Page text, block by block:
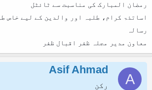
ا
رمضان المبارک کی مناسبت سے ٹائٹل
اساتذۃ کرام، طلبہ اور والدین کے لیے خاص
رسالہ
معاون مدیر مجلہ ظفر اقبال ظفر
A
Asif Ahmad
رکن